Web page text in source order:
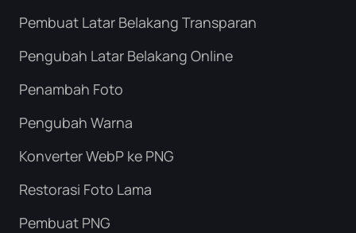
Pembuat Latar Belakang Transparan
Pengubah Latar Belakang Online
Penambah Foto
Pengubah Warna
Konverter WebP ke PNG
Restorasi Foto Lama
Pembuat PNG